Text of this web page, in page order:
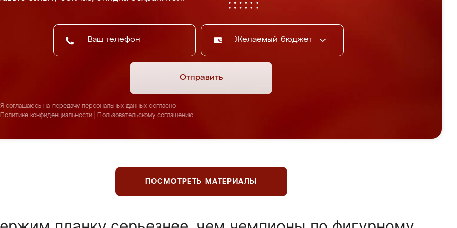
Желаемый бюджет
Отправить
Я соглашаюсь на передачу персональных данных согласно
Политике конфиденциальности
Пользовательскому соглашению
ПОСМОТРЕТЬ МАТЕРИАЛЫ